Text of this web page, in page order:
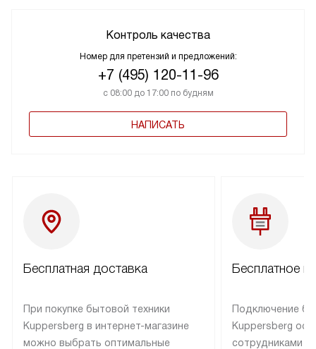
Контроль качества
Номер для претензий и предложений:
+7 (495) 120-11-96
с 08:00 до 17:00 по будням
НАПИСАТЬ
Бесплатная доставка
При покупке бытовой техники
Kuppersberg в интернет-магазине
можно выбрать оптимальные
Бесплатное
Подключение
Kuppersberg
сотрудниками